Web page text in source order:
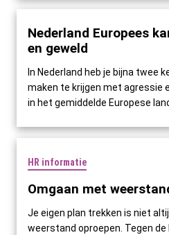
Nederland Europees
en geweld
In Nederland heb je bijna twee
maken te krijgen met agressie
in het gemiddelde Europese
HR informatie
Omgaan met
Je eigen plan trekken is niet
weerstand oproepen. Tegen de